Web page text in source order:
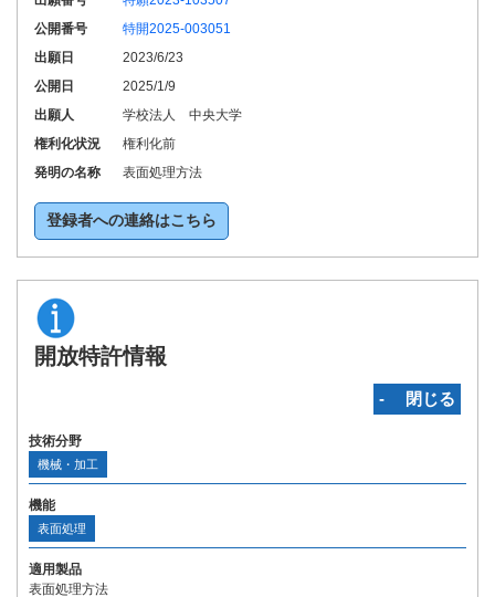
公開番号
特開2025-003051
出願日
2023/6/23
公開日
2025/1/9
出願人
学校法人 中央大学
権利化状況
権利化前
発明の名称
表面処理方法
登録者への連絡はこちら
開放特許情報
‐ 閉じる
技術分野
機械・加工
機能
表面処理
適用製品
表面処理方法